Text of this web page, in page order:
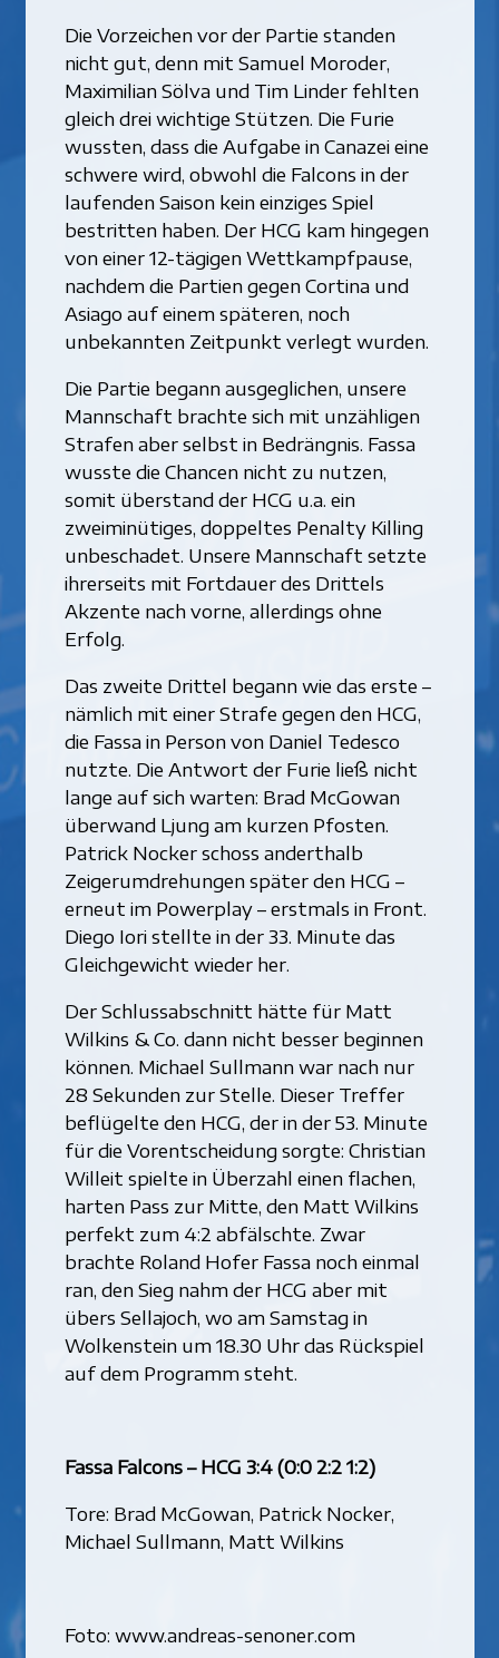
Die Vorzeichen vor der Partie standen
nicht gut, denn mit Samuel Moroder,
Maximilian Sölva und Tim Linder fehlten
gleich drei wichtige Stützen. Die Furie
wussten, dass die Aufgabe in Canazei eine
schwere wird, obwohl die Falcons in der
laufenden Saison kein einziges Spiel
bestritten haben. Der HCG kam hingegen
von einer 12-tägigen Wettkampfpause,
nachdem die Partien gegen Cortina und
Asiago auf einem späteren, noch
unbekannten Zeitpunkt verlegt wurden.
Die Partie begann ausgeglichen, unsere
Mannschaft brachte sich mit unzähligen
Strafen aber selbst in Bedrängnis. Fassa
wusste die Chancen nicht zu nutzen,
somit überstand der HCG u.a. ein
zweiminütiges, doppeltes Penalty Killing
unbeschadet. Unsere Mannschaft setzte
ihrerseits mit Fortdauer des Drittels
Akzente nach vorne, allerdings ohne
Erfolg.
Das zweite Drittel begann wie das erste –
nämlich mit einer Strafe gegen den HCG,
die Fassa in Person von Daniel Tedesco
nutzte. Die Antwort der Furie ließ nicht
lange auf sich warten: Brad McGowan
überwand Ljung am kurzen Pfosten.
Patrick Nocker schoss anderthalb
Zeigerumdrehungen später den HCG –
erneut im Powerplay – erstmals in Front.
Diego Iori stellte in der 33. Minute das
Gleichgewicht wieder her.
Der Schlussabschnitt hätte für Matt
Wilkins & Co. dann nicht besser beginnen
können. Michael Sullmann war nach nur
28 Sekunden zur Stelle. Dieser Treffer
beflügelte den HCG, der in der 53. Minute
für die Vorentscheidung sorgte: Christian
Willeit spielte in Überzahl einen flachen,
harten Pass zur Mitte, den Matt Wilkins
perfekt zum 4:2 abfälschte. Zwar
brachte Roland Hofer Fassa noch einmal
ran, den Sieg nahm der HCG aber mit
übers Sellajoch, wo am Samstag in
Wolkenstein um 18.30 Uhr das Rückspiel
auf dem Programm steht.
Fassa Falcons – HCG 3:4 (0:0 2:2 1:2)
Tore: Brad McGowan, Patrick Nocker,
Michael Sullmann, Matt Wilkins
Foto: www.andreas-senoner.com